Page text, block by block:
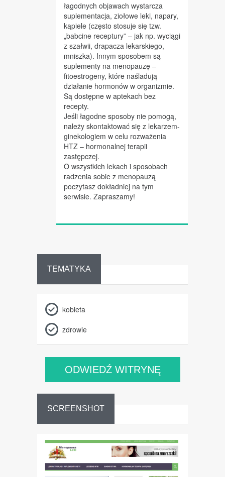
łagodnych objawach wystarcza
suplementacja, ziołowe leki, napary,
kąpiele (często stosuje się tzw.
„babcine receptury” – jak np. wyciągi
z szałwii, drapacza lekarskiego,
mniszka). Innym sposobem są
suplementy na menopauzę –
fitoestrogeny, które naśladują
działanie hormonów w organizmie.
Są dostępne w aptekach bez
recepty.
Jeśli łagodne sposoby nie pomogą,
należy skontaktować się z lekarzem-
ginekologiem w celu rozważenia
HTZ – hormonalnej terapii
zastępczej.
O wszystkich lekach i sposobach
radzenia sobie z menopauzą
poczytasz dokładniej na tym
serwisie. Zapraszamy!
TEMATYKA
kobieta
zdrowie
ODWIEDŹ WITRYNĘ
SCREENSHOT